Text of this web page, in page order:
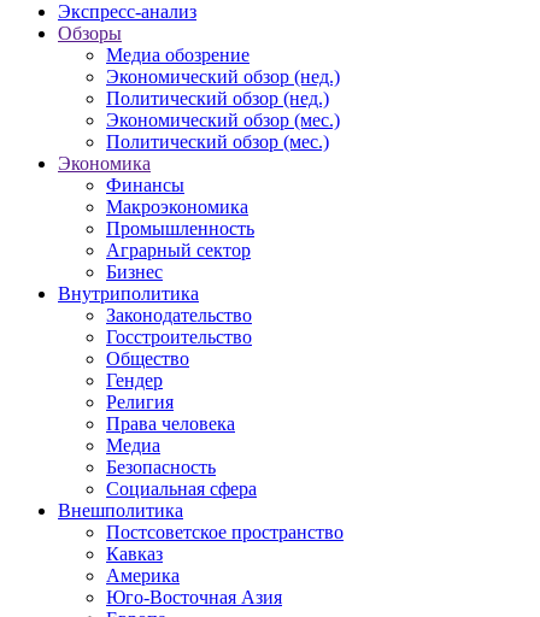
Экспресс-анализ
Обзоры
Медиа обозрение
Экономический обзор (нед.)
Политический обзор (нед.)
Экономический обзор (мес.)
Политический обзор (мес.)
Экономика
Финансы
Макроэкономика
Промышленность
Аграрный сектор
Бизнес
Внутриполитика
Законодательство
Госстроительство
Общество
Гендер
Религия
Права человека
Медиа
Безопасность
Социальная сфера
Внешполитика
Постсоветское пространство
Кавказ
Америка
Юго-Восточная Азия